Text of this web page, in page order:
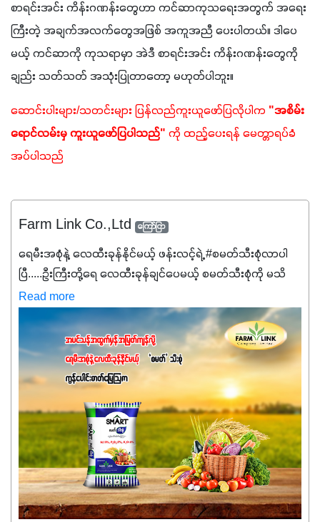
စာရင်းအင်း ကိန်းဂဏန်းတွေဟာ ကင်ဆာကုသရေးအတွက် အ‌ရေး
ကြီးတဲ့ အချက်အလက်တွေအဖြစ် အကူအညီ ပေးပါတယ်။ ဒါပေ
မယ့် ကင်ဆာကို ကုသရာမှာ အဲဒီ စာရင်းအင်း ကိန်းဂဏန်းတွေကို
ချည်း သတ်သတ် အသုံးပြုတာတော့ မဟုတ်ပါဘူး။
ဆောင်းပါးများ/သတင်းများ ပြန်လည်ကူးယူဖော်ပြလိုပါက "အစိမ်း
ရောင်လမ်းမှ ကူးယူဖော်ပြပါသည်" ကို ထည့်ပေးရန် မေတ္တာရပ်ခံ
အပ်ပါသည်
Farm Link Co.,Ltd ကြော်ငြာ
ရေမီးအစုံနဲ့ လေထီးခုန်နိုင်မယ့် ဖန်းလင့်ရဲ့ #စမတ်သီးစုံလာပါ
ပြီ.....ဦးကြီးတို့ရေ ‌လေထီးခုန်ချင်ပေမယ့် စမတ်သီးစုံကို မသိ
သေးရင်တော့ ဒီစာလေးကို ဆက်ဖတ်‌ပေးပါ #စမတ်သီးစုံဆိုတာ
အပင်တိုင်းအတွက် အဓိကအာဟာရNPK (19:7:8)နဲ့ #ဟူးမစ်
အက်စစ်တို့ အချိုးကျ ပေါင်းစပ်ထားတဲ့ ကွန်ပေါင်း
ဓာတ်မြေဩဇာဖြစ်ပါတယ်။ အဓိကအကျိုးကျေးဇူးတွေအနေနဲ့
ကတော့ နိုက်ထရိုဂျင် 19%ပါဝင်တဲ့အတွက် ကလိုရိုဖီးလ်ဖွဲ့စည်း
မှုကို အားပေးကာ သီးနှံပင်များ၏အရွက်များစိမ်းလန်းသန်စွမ်း
ပြီး အစာချက်လုပ်မှုအားကောင်းစေပါတယ်။ အပင်၏ပင်ပိုင်း
ကြီးထွားမှုကို တိုးမြင့်စေကာ အပင်သန်၍ အကြီးမြန်စေပါတယ်။
သင့်တော်တဲ့ Phosphorus 7%ပါဝင်မှုကြောင့် အပင်ရဲ့ အမြစ်
ဖွဲ့စည်းတည်ဆောက်မှုကို ပို၍သန်မာလာအောင် အားပေးပါ
တယ်။ ဒါ့အပြင် ပန်းပွင့်ခြင်း၊အသီးသီးခြင်း၊အစေ့တည်ခြင်း
လုပ်ငန်းစဉ်များကိုလည်း အားပေးပါတယ်။ လုံလောက်တဲ့
Read more